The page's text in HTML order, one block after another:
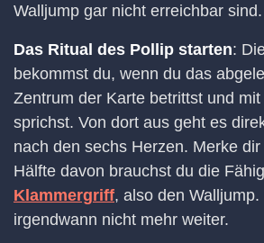
Walljump gar nicht erreichbar sind.
Das Ritual des Pollip starten:
bekommst du, wenn du das
Zentrum der Karte betrittst und
sprichst. Von dort aus geht es
nach den sechs Herzen. Merke
Hälfte davon brauchst du die
Klammergriff, also den
irgendwann nicht mehr weiter.